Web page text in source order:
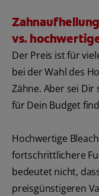
vs.
Der Preis ist für
bei der Wahl des
Zähne. Aber sei Dir
für Dein Budget
Hochwertige
fortschrittlichere
bedeutet nicht,
preisgünstigeren